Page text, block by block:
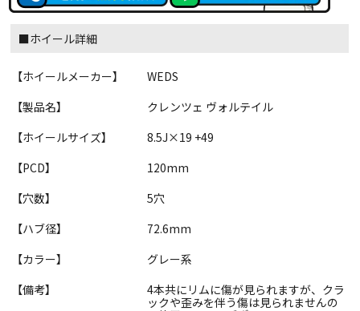
■ホイール詳細
【ホイールメーカー】
WEDS
【製品名】
クレンツェ ヴォルテイル
【ホイールサイズ】
8.5J×19 +49
【PCD】
120mm
【穴数】
5穴
【ハブ径】
72.6mm
【カラー】
グレー系
【備考】
4本共にリムに傷が見られますが、クラ
ックや歪みを伴う傷は見られませんの